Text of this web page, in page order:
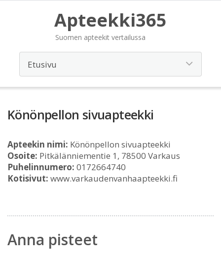
Apteekki365
Suomen apteekit vertailussa
Könönpellon sivuapteekki
Apteekin nimi: Könönpellon sivuapteekki
Osoite: Pitkälänniementie 1, 78500 Varkaus
Puhelinnumero: 0172664740
Kotisivut: www.varkaudenvanhaapteekki.fi
Anna pisteet